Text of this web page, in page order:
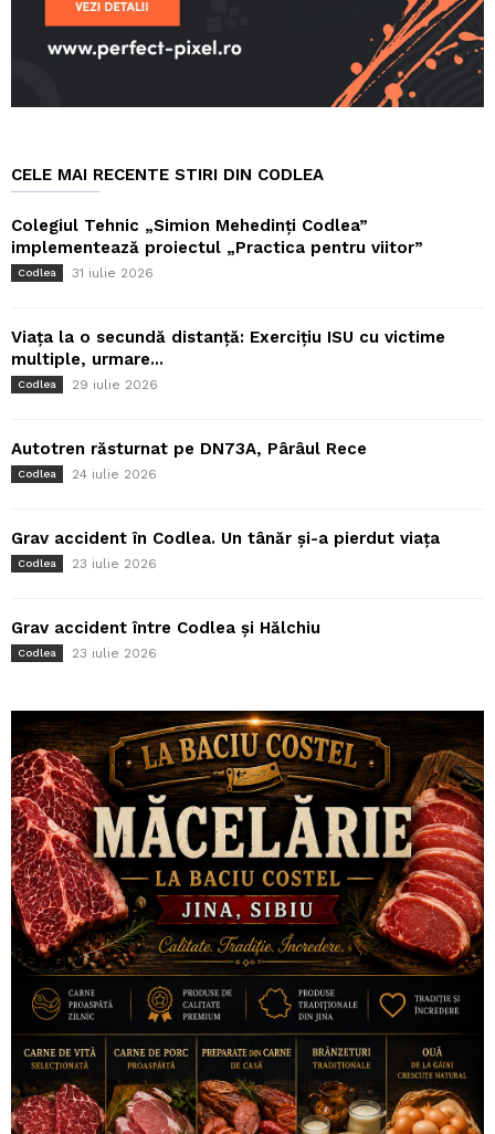
CELE MAI RECENTE STIRI DIN CODLEA
Colegiul Tehnic „Simion Mehedinți Codlea”
implementează proiectul „Practica pentru viitor”
Codlea 31 iulie 2026
Viața la o secundă distanță: Exercițiu ISU cu victime
multiple, urmare...
Codlea 29 iulie 2026
Autotren răsturnat pe DN73A, Pârâul Rece
Codlea 24 iulie 2026
Grav accident în Codlea. Un tânăr și-a pierdut viața
Codlea 23 iulie 2026
Grav accident între Codlea și Hălchiu
Codlea 23 iulie 2026